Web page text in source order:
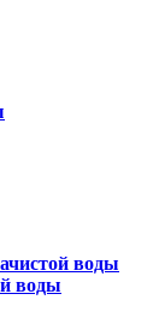
воды
воды